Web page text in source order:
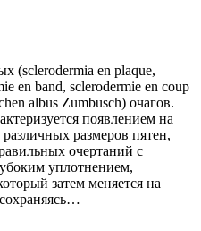
(sclerodermia en plaque,
en band, sclerodermie en coup
albus Zumbusch) очагов.
появлением на
размеров пятен,
очертаний с
уплотнением,
затем меняется на